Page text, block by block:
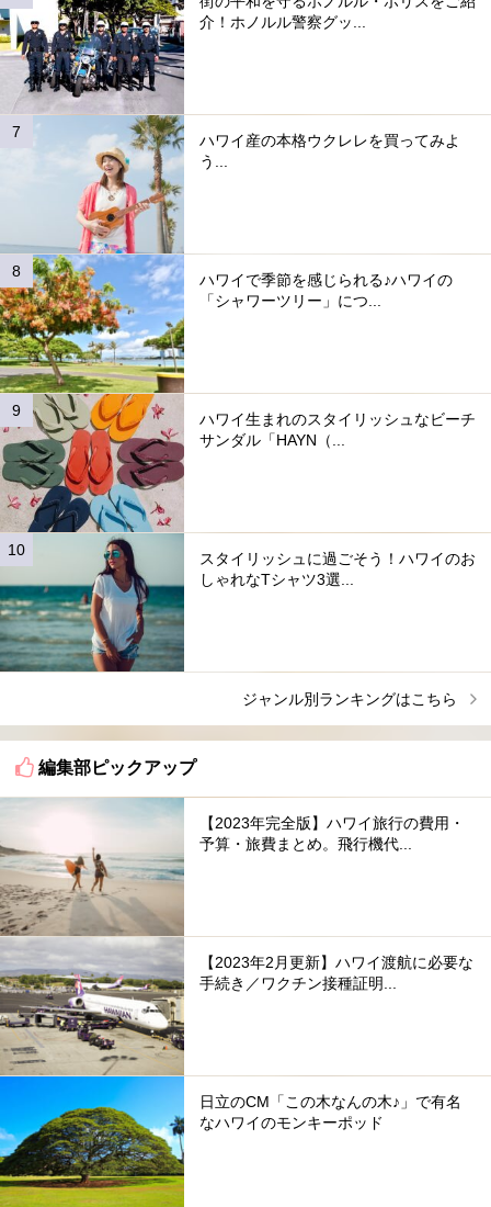
介！ホノルル警察グッ...
ハワイ産の本格ウクレレを買ってみよ
う...
ハワイで季節を感じられる♪ハワイの
「シャワーツリー」につ...
ハワイ生まれのスタイリッシュなビーチ
サンダル「HAYN（...
スタイリッシュに過ごそう！ハワイのお
しゃれなTシャツ3選...
ジャンル別ランキングはこちら
編集部ピックアップ
【2023年完全版】ハワイ旅行の費用・
予算・旅費まとめ。飛行機代...
【2023年2月更新】ハワイ渡航に必要な
手続き／ワクチン接種証明...
日立のCM「この木なんの木♪」で有名
なハワイのモンキーポッド